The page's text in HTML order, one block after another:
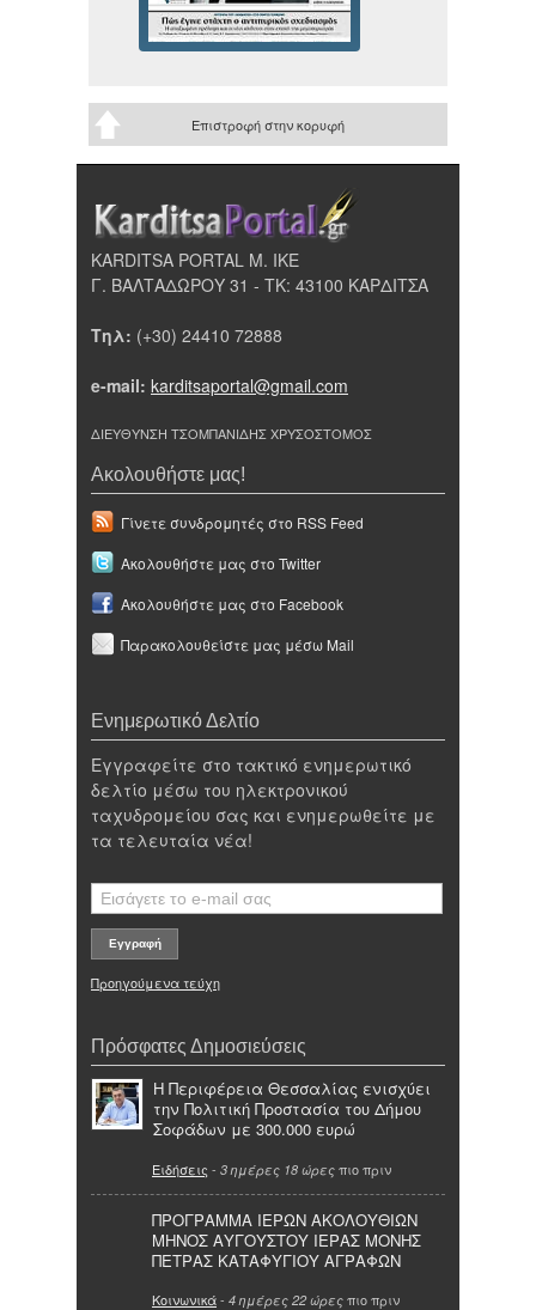
Επιστροφή στην κορυφή
KARDITSA PORTAL Μ. ΙΚΕ
Γ. ΒΑΛΤΑΔΩΡΟΥ 31 - ΤΚ: 43100 ΚΑΡΔΙΤΣΑ
Τηλ: (+30) 24410 72888
e-mail: karditsaportal@gmail.com
ΔΙΕΥΘΥΝΣΗ ΤΣΟΜΠΑΝΙΔΗΣ ΧΡΥΣΟΣΤΟΜΟΣ
Ακολουθήστε μας!
Γίνετε συνδρομητές στο RSS Feed
Ακολουθήστε μας στο Twitter
Ακολουθήστε μας στο Facebook
Παρακολουθείστε μας μέσω Mail
Ενημερωτικό Δελτίο
Εγγραφείτε στο τακτικό ενημερωτικό
δελτίο μέσω του ηλεκτρονικού
ταχυδρομείου σας και ενημερωθείτε με
τα τελευταία νέα!
Προηγούμενα τεύχη
Πρόσφατες Δημοσιεύσεις
Η Περιφέρεια Θεσσαλίας ενισχύει
την Πολιτική Προστασία του Δήμου
Σοφάδων με 300.000 ευρώ
Ειδήσεις - 3 ημέρες 18 ώρες πιο πριν
ΠΡΟΓΡΑΜΜΑ ΙΕΡΩΝ ΑΚΟΛΟΥΘΙΩΝ
ΜΗΝΟΣ ΑΥΓΟΥΣΤΟΥ ΙΕΡΑΣ ΜΟΝΗΣ
ΠΕΤΡΑΣ ΚΑΤΑΦΥΓΙΟΥ ΑΓΡΑΦΩΝ
Κοινωνικά- 4 ημέρες 22 ώρες πιο πριν